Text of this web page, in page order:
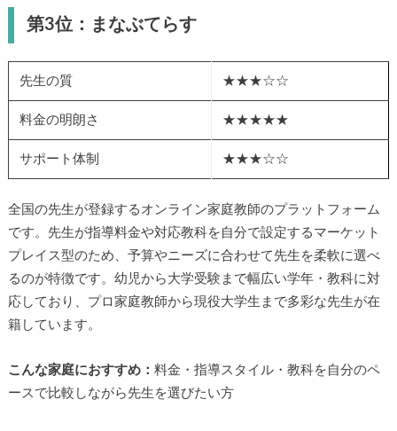
第3位：まなぶてらす
先生の質 ★★★☆☆
料金の明朗さ ★★★★★
サポート体制 ★★★☆☆
全国の先生が登録するオンライン家庭教師のプラットフォーム
です。先生が指導料金や対応教科を自分で設定するマーケット
プレイス型のため、予算やニーズに合わせて先生を柔軟に選べ
るのが特徴です。幼児から大学受験まで幅広い学年・教科に対
応しており、プロ家庭教師から現役大学生まで多彩な先生が在
籍しています。
こんな家庭におすすめ： 料金・指導スタイル・教科を自分のペ
ースで比較しながら先生を選びたい方